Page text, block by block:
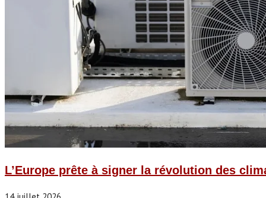
L’Europe prête à signer la révolution des